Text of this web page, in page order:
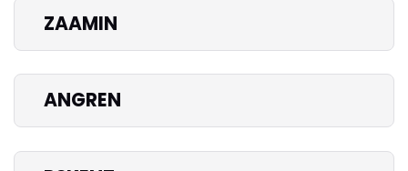
ZAAMIN
ANGREN